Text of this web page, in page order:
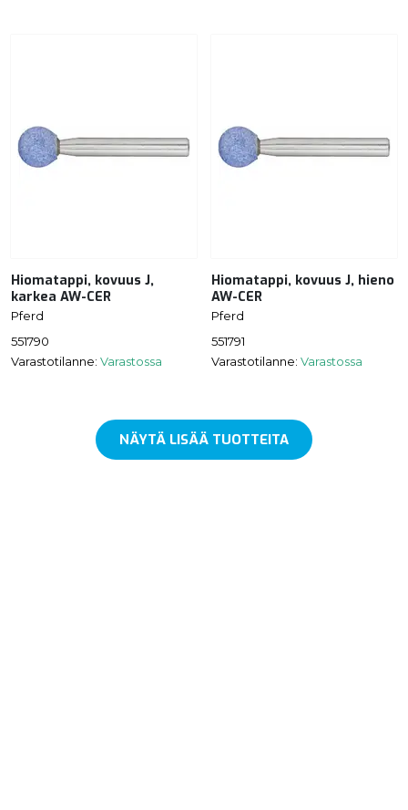
Hiomatappi, kovuus J,
karkea AW-CER
Pferd
551790
Varastotilanne: Varastossa
Hiomatappi, kovuus J, hieno
AW-CER
Pferd
551791
Varastotilanne: Varastossa
NÄYTÄ LISÄÄ TUOTTEITA